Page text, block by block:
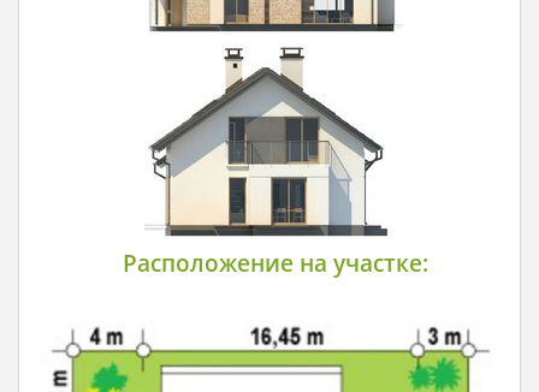
Расположение на участке: